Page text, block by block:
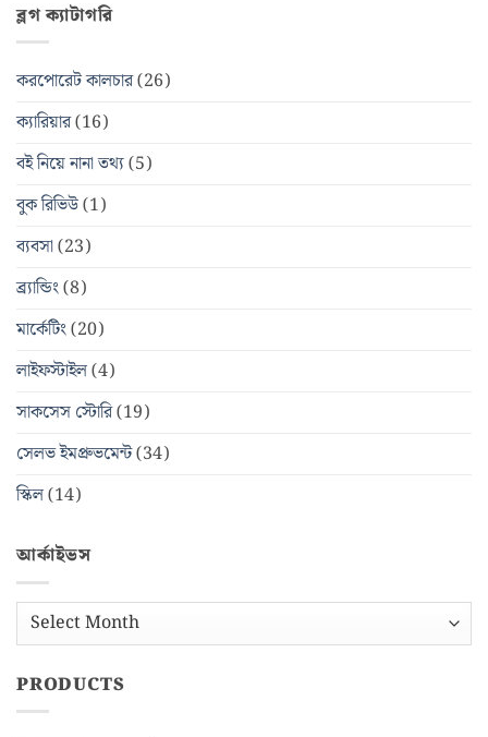
ব্লগ ক্যাটাগরি
করপোরেট কালচার(26)
ক্যারিয়ার(16)
বই নিয়ে নানা তথ্য(5)
বুক রিভিউ(1)
ব্যবসা(23)
ব্র্যান্ডিং(8)
মার্কেটিং(20)
লাইফস্টাইল(4)
সাকসেস স্টোরি(19)
সেলভ ইমপ্রুভমেন্ট(34)
স্কিল(14)
আর্কাইভস
আর্কাইভস
PRODUCTS